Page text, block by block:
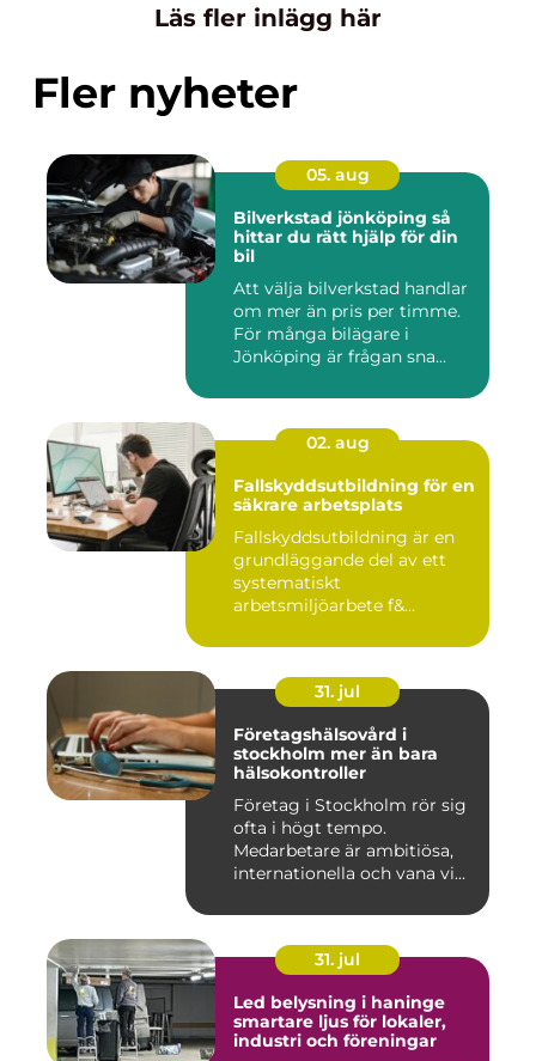
Läs fler inlägg här
Fler nyheter
05. aug
Bilverkstad jönköping så
hittar du rätt hjälp för din
bil
Att välja bilverkstad handlar
om mer än pris per timme.
För många bilägare i
Jönköping är frågan sna...
02. aug
Fallskyddsutbildning för en
säkrare arbetsplats
Fallskyddsutbildning är en
grundläggande del av ett
systematiskt
arbetsmiljöarbete f&...
31. jul
Företagshälsovård i
stockholm mer än bara
hälsokontroller
Företag i Stockholm rör sig
ofta i högt tempo.
Medarbetare är ambitiösa,
internationella och vana vi...
31. jul
Led belysning i haninge
smartare ljus för lokaler,
industri och föreningar